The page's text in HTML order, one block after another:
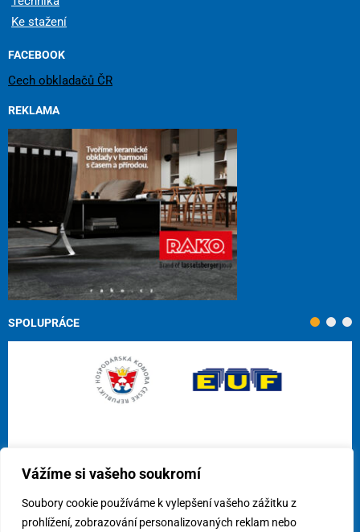
Vážíme si vašeho soukromí
Soubory cookie používáme k vylepšení vašeho zážitku z
prohlížení, zobrazování personalizovaných reklam nebo
Ke stažení
FACEBOOK
Cech obkladačů ČR
REKLAMA
SPOLUPRÁCE